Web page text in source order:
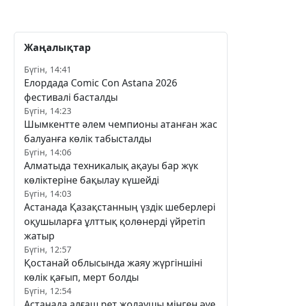
Жаңалықтар
Бүгін, 14:41
Елордада Comic Con Astana 2026
фестивалі басталды
Бүгін, 14:23
Шымкентте әлем чемпионы атанған жас
балуанға көлік табысталды
Бүгін, 14:06
Алматыда техникалық ақауы бар жүк
көліктеріне бақылау күшейді
Бүгін, 14:03
Астанада Қазақстанның үздік шеберлері
оқушыларға ұлттық қолөнерді үйретіп
жатыр
Бүгін, 12:57
Қостанай облысында жаяу жүргіншіні
көлік қағып, мерт болды
Бүгін, 12:54